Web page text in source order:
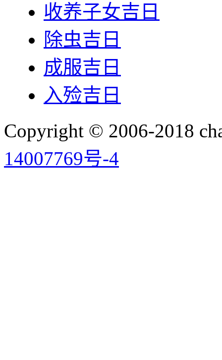
收养子女吉日
除虫吉日
成服吉日
入殓吉日
Copyright © 2006-2018
14007769号-4